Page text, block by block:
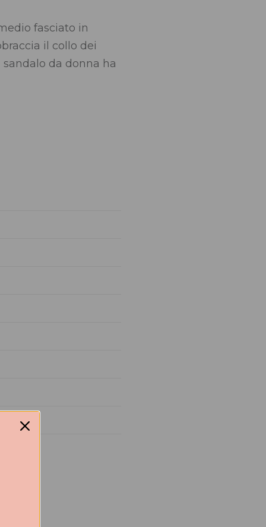
fasciato in
il collo dei
da donna ha